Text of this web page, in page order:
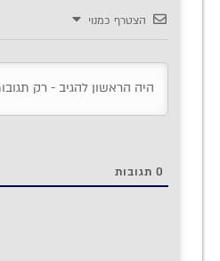
הצטרף כמנוי
0 תגובות